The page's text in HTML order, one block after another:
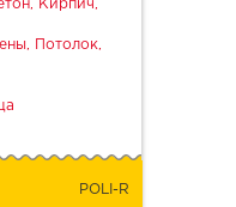
Кирпич,
Потолок,
POLI-R